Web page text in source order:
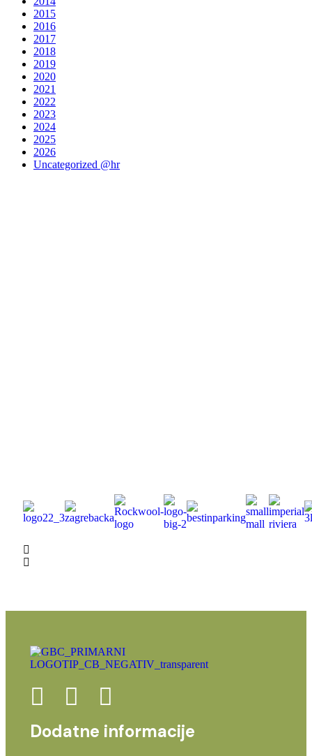
2015
2016
2017
2018
2019
2020
2021
2022
2023
2024
2025
2026
Uncategorized @hr
Dodatne informacije